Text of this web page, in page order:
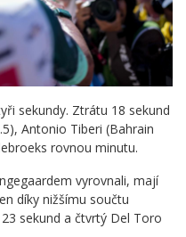
sekundy. Ztrátu 18 sekund
Antonio Tiberi (Bahrain
rovnou minutu.
vyrovnali, mají
díky nižšímu součtu
sekund a čtvrtý Del Toro